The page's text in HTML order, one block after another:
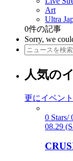
Art
Ultra
0件の記事
Sorry, we
人気の
更にイベン
0 Stars/
08.29